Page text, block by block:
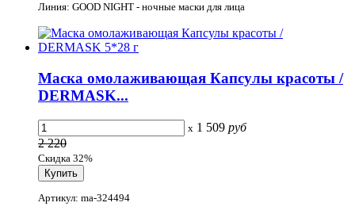
Линия: GOOD NIGHT - ночные маски для лица
Маска омолаживающая Капсулы красоты /
DERMASK...
x 1 509 руб
2 220
Скидка 32%
Артикул: ma-324494